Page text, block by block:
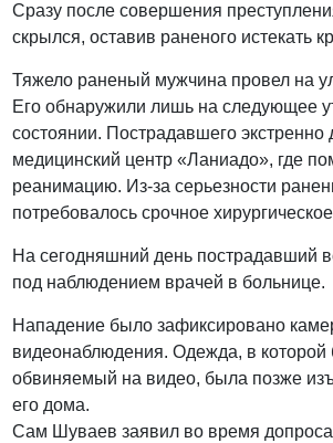
Сразу после совершения
скрылся, оставив раненого истекать
Тяжело раненый мужчина провел на
Его обнаружили лишь на следующее
состоянии. Пострадавшего экстренно
медицинский центр «Ланиадо», где
реанимацию. Из-за серьезности
потребовалось срочное
На сегодняшний день пострадавший
под наблюдением врачей в больнице.
Нападение было зафиксировано
видеонаблюдения. Одежда, в которой
обвиняемый на видео, была позже
его дома.
Сам Шуваев заявил во время